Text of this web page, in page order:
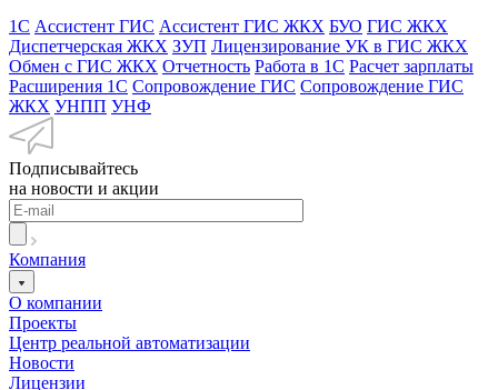
1С Ассистент ГИС Ассистент ГИС ЖКХ БУО ГИС ЖКХ
Диспетчерская ЖКХ ЗУП Лицензирование УК в ГИС ЖКХ
Обмен с ГИС ЖКХ Отчетность Работа в 1С Расчет зарплаты
Расширения 1С Сопровождение ГИС Сопровождение ГИС
ЖКХ УНПП УНФ
Подписывайтесь
на новости и акции
Компания
О компании
Проекты
Центр реальной автоматизации
Новости
Лицензии